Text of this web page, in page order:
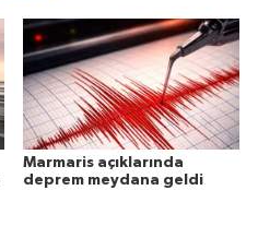
Marmaris açıklarında
deprem meydana geldi